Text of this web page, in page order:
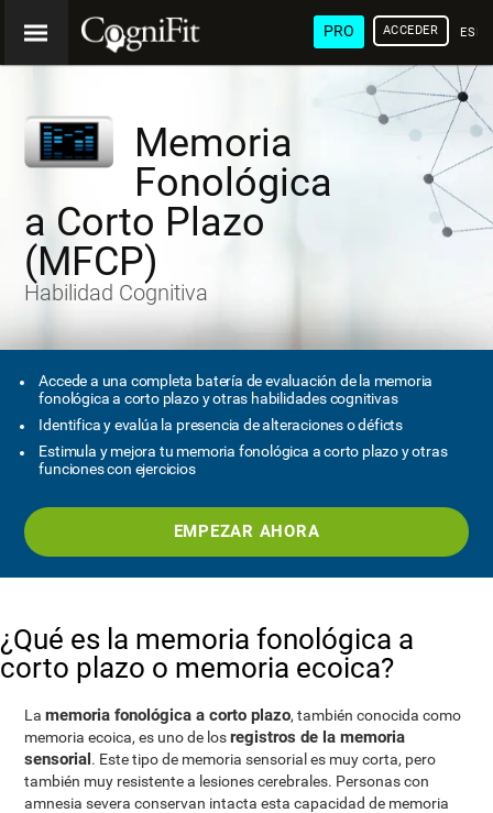
PRO ACCEDER
Memoria
Fonológica
a Corto Plazo
(MFCP)
Habilidad Cognitiva
Accede a una completa batería de evaluación de la memoria
fonológica a corto plazo y otras habilidades cognitivas
Identifica y evalúa la presencia de alteraciones o déficts
Estimula y mejora tu memoria fonológica a corto plazo y otras
funciones con ejercicios
EMPEZAR AHORA
¿Qué es la memoria fonológica a
corto plazo o memoria ecoica?
Lamemoria fonológica a corto plazo, también conocida como
memoria ecoica, es uno de losregistros de la memoria
sensorial. Este tipo de memoria sensorial es muy corta, pero
también muy resistente a lesiones cerebrales. Personas con
amnesia severa conservan intacta esta capacidad de memoria